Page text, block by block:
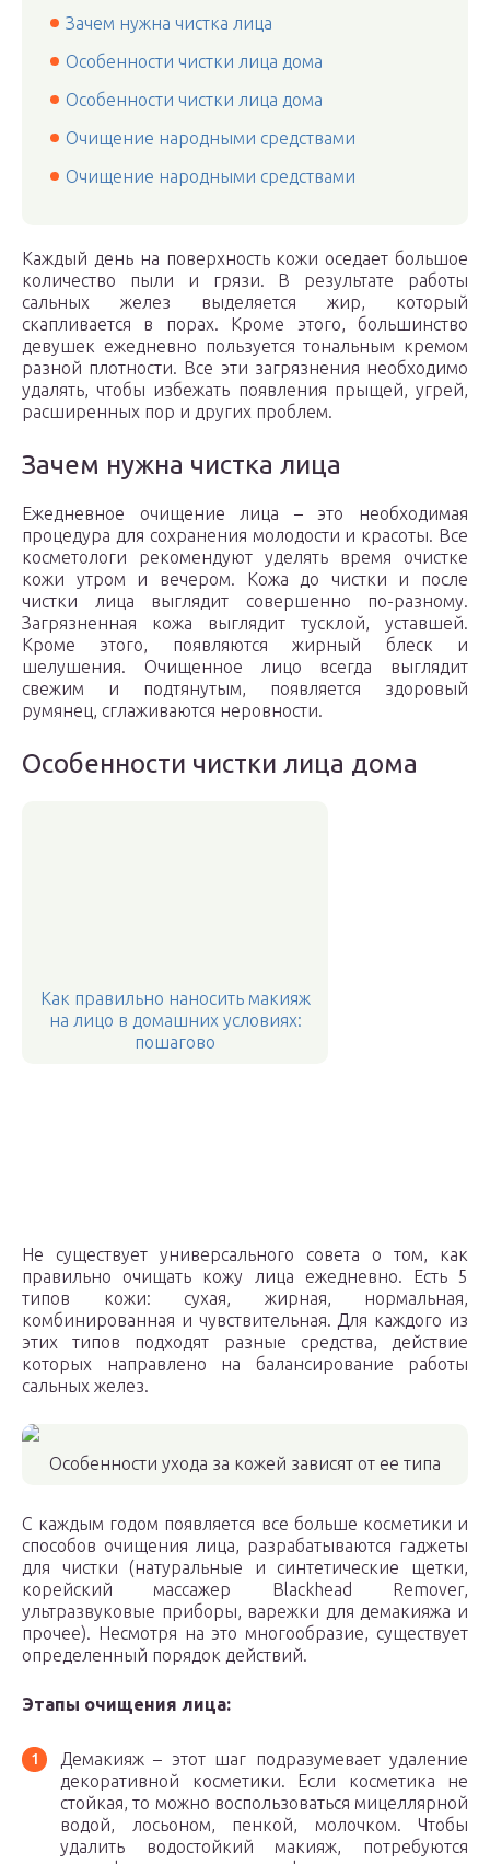
Зачем нужна чистка лица
Особенности чистки лица дома
Особенности чистки лица дома
Очищение народными средствами
Очищение народными средствами
Каждый день на поверхность кожи оседает большое
количество пыли и грязи. В результате работы
сальных желез выделяется жир, который
скапливается в порах. Кроме этого, большинство
девушек ежедневно пользуется тональным кремом
разной плотности. Все эти загрязнения необходимо
удалять, чтобы избежать появления прыщей, угрей,
расширенных пор и других проблем.
Зачем нужна чистка лица
Ежедневное очищение лица – это необходимая
процедура для сохранения молодости и красоты. Все
косметологи рекомендуют уделять время очистке
кожи утром и вечером. Кожа до чистки и после
чистки лица выглядит совершенно по-разному.
Загрязненная кожа выглядит тусклой, уставшей.
Кроме этого, появляются жирный блеск и
шелушения. Очищенное лицо всегда выглядит
свежим и подтянутым, появляется здоровый
румянец, сглаживаются неровности.
Особенности чистки лица дома
Как правильно наносить макияж
на лицо в домашних условиях:
пошагово
Не существует универсального совета о том, как
правильно очищать кожу лица ежедневно. Есть 5
типов кожи: сухая, жирная, нормальная,
комбинированная и чувствительная. Для каждого из
этих типов подходят разные средства, действие
которых направлено на балансирование работы
сальных желез.
Особенности ухода за кожей зависят от ее типа
С каждым годом появляется все больше косметики и
способов очищения лица, разрабатываются гаджеты
для чистки (натуральные и синтетические щетки,
корейский массажер Blackhead Remover,
ультразвуковые приборы, варежки для демакияжа и
прочее). Несмотря на это многообразие, существует
определенный порядок действий.
Этапы очищения лица:
Демакияж – этот шаг подразумевает удаление
декоративной косметики. Если косметика не
стойкая, то можно воспользоваться мицеллярной
водой, лосьоном, пенкой, молочком. Чтобы
удалить водостойкий макияж, потребуются